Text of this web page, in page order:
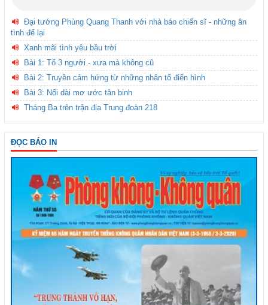
Đại tướng Phùng Quang Thanh với nhà báo chiến sĩ - những ân
tình để lại
Xanh mãi tình yêu bầu trời
Bài 1: Tổ 3 người - xưa mà không cũ
Bài 2: Truyền cảm hứng từ những nhân tố điển hình
Bài 3: Nối dài mơ ước tân binh
Tháng Ba trên trận địa Trung đoàn 218
ĐỌC BÁO IN